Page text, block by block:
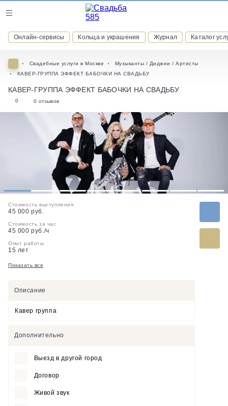
Онлайн-сервисы Кольца и украшения Журнал Каталог
присоединяйтесь к закрытому сообществу и получайте
скидки и бонусы за участие
РЕГИСТРАЦИЯ
Свадебные услуги в Москве
Музыканты / Диджеи / Артисты
КАВЕР-ГРУППА ЭФФЕКТ БАБОЧКИ НА СВАДЬБУ
КАВЕР-ГРУППА ЭФФЕКТ БАБОЧКИ НА СВАДЬБУ
0 0 отзывов
1 2 3 4 5 6 7 8
Стоимость выступления
45 000 руб.
Стоимость за час
45 000 руб./ч
Опыт работы
15 лет
Показать все
Описание
Кавер группа
Дополнительно
Выезд в другой город
Договор
Живой звук